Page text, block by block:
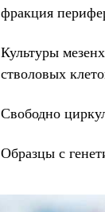
фракция
Культуры
стволовых
Свободно
Образцы с